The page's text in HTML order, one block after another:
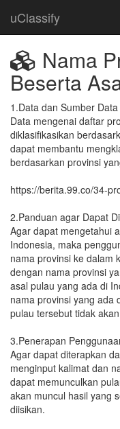
uClassify
Nama
Beserta
1.Data dan Sumber
Data mengenai daftar
diklasifikasikan
dapat membantu
berdasarkan provinsi
https://berita.99.co/34-
2.Panduan agar Dapat
Agar dapat mengetahui
Indonesia, maka
nama provinsi ke dalam
dengan nama provinsi
asal pulau yang ada di
nama provinsi yang ada
pulau tersebut tidak
3.Penerapan
Agar dapat diterapkan
menginput kalimat dan
dapat memunculkan
akan muncul hasil yang
diisikan.